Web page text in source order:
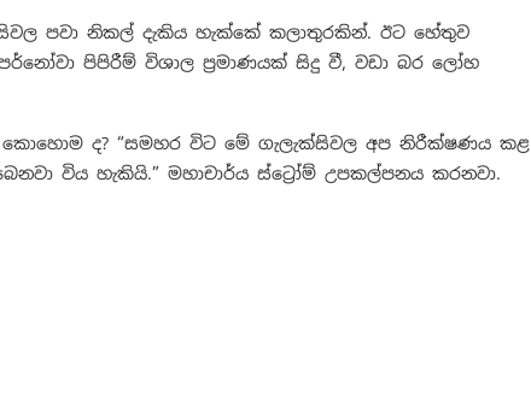
පවා නිකල් දැකිය හැක්කේ කලාතුරකින්. ඊට හේතුව
පිපිරීම් විශාල ප්‍රමාණයක් සිදු වී, වඩා බර ලෝහ
ද? “සමහර විට මේ ගැලැක්සිවල අප නිරීක්ෂණය කළ
විය හැකියි.” මහාචාර්ය ස්ට්‍රෝම් උපකල්පනය කරනවා.